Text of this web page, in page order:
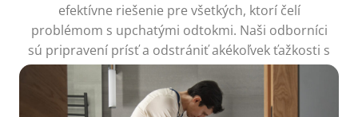
efektívne riešenie pre všetkých, ktorí čelí
problémom s upchatými odtokmi. Naši odborníci
sú pripravení prísť a odstrániť akékoľvek ťažkosti s
odpadom.